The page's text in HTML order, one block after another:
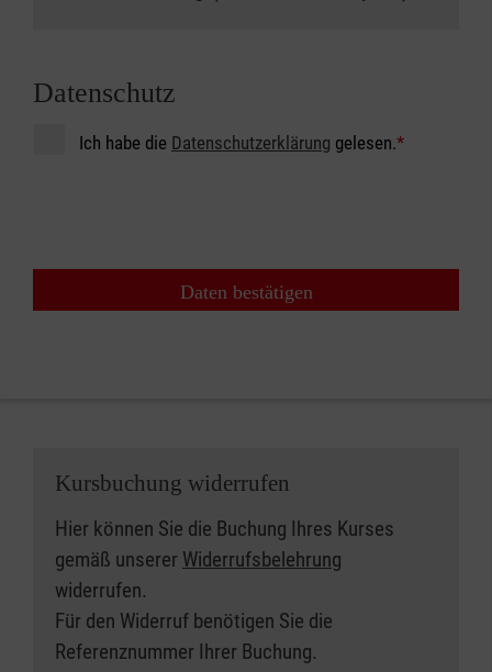
Datenschutz
Ich habe die Datenschutzerklärung gelesen.*
Daten bestätigen
Kursbuchung widerrufen
Hier können Sie die Buchung Ihres Kurses
gemäß unserer Widerrufsbelehrung
widerrufen.
Für den Widerruf benötigen Sie die
Referenznummer Ihrer Buchung.